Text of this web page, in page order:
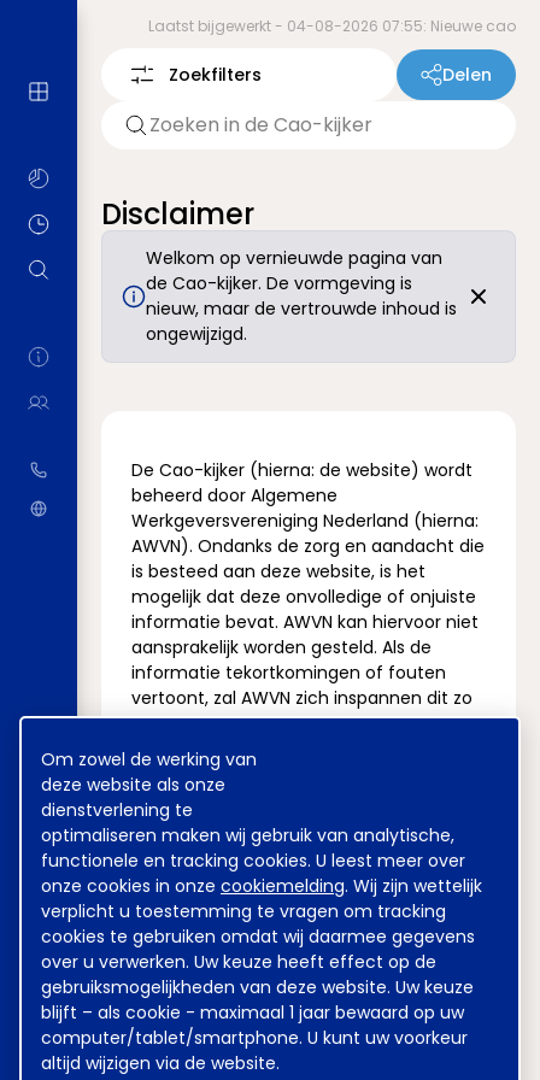
Cookie
melding
Om zowel de werking van
deze website als onze
dienstverlening te
optimaliseren maken wij gebruik van analytische,
functionele en tracking cookies. U leest meer over
onze cookies in onze cookiemelding. Wij zijn wettelijk
verplicht u toestemming te vragen om tracking
cookies te gebruiken omdat wij daarmee gegevens
over u verwerken. Uw keuze heeft effect op de
gebruiksmogelijkheden van deze website. Uw keuze
blijft – als cookie - maximaal 1 jaar bewaard op uw
computer/tablet/smartphone. U kunt uw voorkeur
altijd wijzigen via de website.
Laatst bijgewerkt - 04-08-2026 07:55: Nieuwe cao
Zoekfilters Delen
Disclaimer
Welkom op vernieuwde pagina van
de Cao-kijker. De vormgeving is
nieuw, maar de vertrouwde inhoud is
ongewijzigd.
De Cao-kijker (hierna: de website) wordt
beheerd door Algemene
Werkgeversvereniging Nederland (hierna:
AWVN). Ondanks de zorg en aandacht die
is besteed aan deze website, is het
mogelijk dat deze onvolledige of onjuiste
informatie bevat. AWVN kan hiervoor niet
aansprakelijk worden gesteld. Als de
informatie tekortkomingen of fouten
vertoont, zal AWVN zich inspannen dit zo
snel mogelijk te corrigeren. De geboden
informatie is niet bedoeld als een
vervanging van deskundig advies. Zonder
verificatie of nader advies is
gebruikmaking van de geboden
informatie voor eigen rekening en risico
van de bezoeker van deze website.
Toegankelijkheid
AWVN wil de informatie op deze website
toegankelijk maken voor alle gebruikers.
Als u problemen ondervindt met het
raadplegen van de website, laat het ons
dan s.v.p. weten met vermelding van de
manier waarop u de website heeft